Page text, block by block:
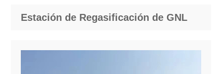
Estación de Regasificación de GNL